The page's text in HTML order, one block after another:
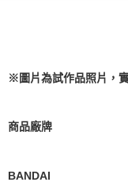
【注意事項】
買賣價金債權讓與本公司
3.完整用戶服務條款，請
※圖片為試作品照片，
商品廠牌
BANDAI